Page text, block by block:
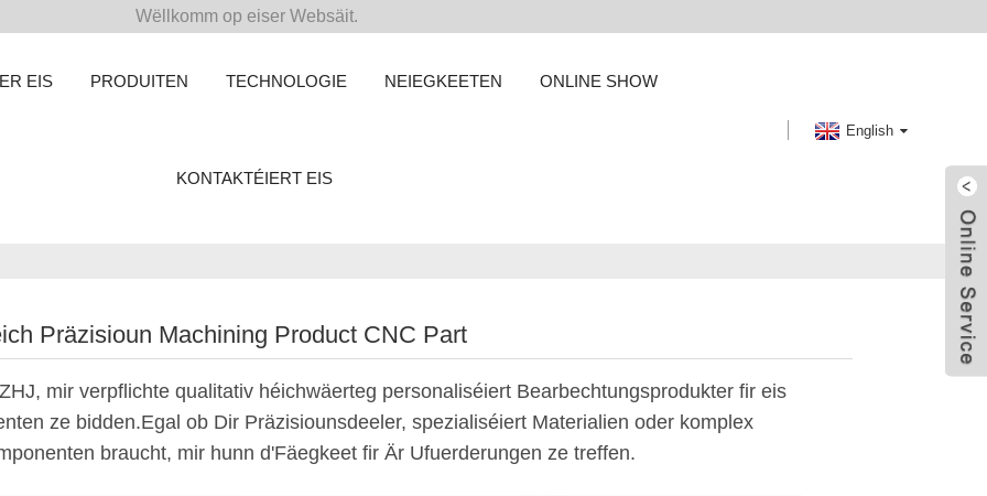
Wëllkomm op eiser Websäit.
EIS PRODUITEN TECHNOLOGIE NEIEGKEETEN ONLINE SHOW
KONTAKTÉIERT EIS
English
Präzisioun Machining Product CNC Part
mir verpflichte qualitativ héichwäerteg personaliséiert Bearbechtungsprodukter fir eis
ze bidden.Egal ob Dir Präzisiounsdeeler, spezialiséiert Materialien oder komplex
braucht, mir hunn d'Fäegkeet fir Är Ufuerderungen ze treffen.